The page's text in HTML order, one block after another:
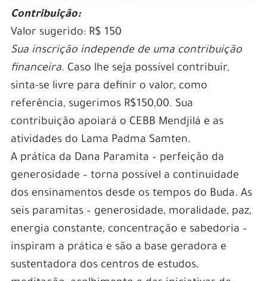
Contribuição:
Valor sugerido: R$ 150
Sua inscrição independe de uma contribuição
financeira. Caso lhe seja possível contribuir,
sinta-se livre para definir o valor, como
referência, sugerimos R$150,00. Sua
contribuição apoiará o CEBB Mendjilá e as
atividades do Lama Padma Samten.
A prática da Dana Paramita – perfeição da
generosidade – torna possível a continuidade
dos ensinamentos desde os tempos do Buda. As
seis paramitas – generosidade, moralidade, paz,
energia constante, concentração e sabedoria –
inspiram a prática e são a base geradora e
sustentadora dos centros de estudos,